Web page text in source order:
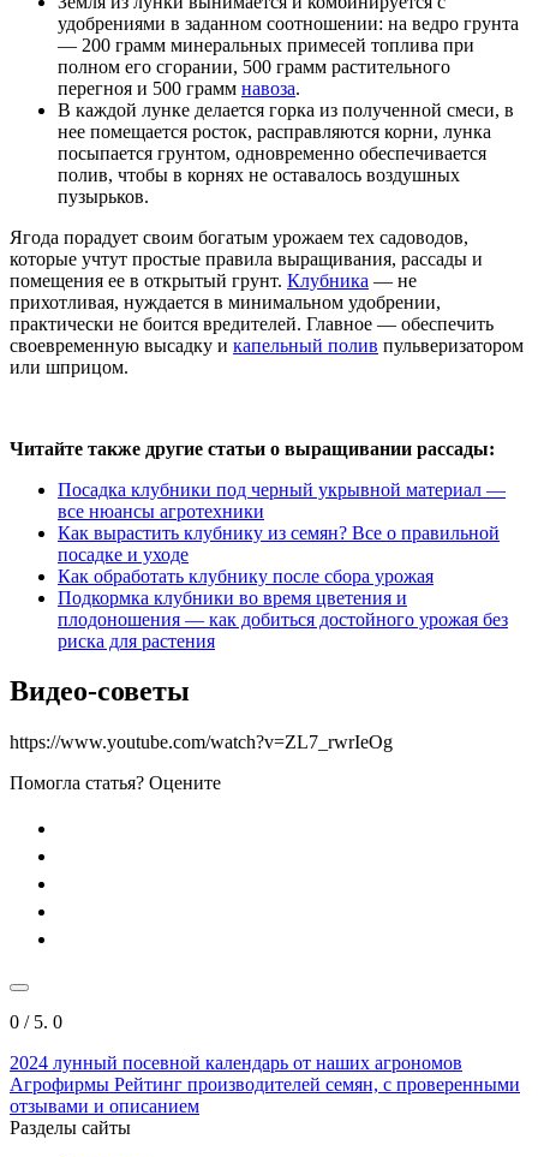
удобрениями в заданном соотношении: на ведро грунта
— 200 грамм минеральных примесей топлива при
полном его сгорании, 500 грамм растительного
перегноя и 500 грамм навоза.
В каждой лунке делается горка из полученной смеси, в
нее помещается росток, расправляются корни, лунка
посыпается грунтом, одновременно обеспечивается
полив, чтобы в корнях не оставалось воздушных
пузырьков.
Ягода порадует своим богатым урожаем тех садоводов,
которые учтут простые правила выращивания, рассады и
помещения ее в открытый грунт. Клубника — не
прихотливая, нуждается в минимальном удобрении,
практически не боится вредителей. Главное — обеспечить
своевременную высадку и капельный полив пульверизатором
или шприцом.
Читайте также другие статьи о выращивании рассады:
Посадка клубники под черный укрывной материал —
все нюансы агротехники
Как вырастить клубнику из семян? Все о правильной
посадке и уходе
Как обработать клубнику после сбора урожая
Подкормка клубники во время цветения и
плодоношения — как добиться достойного урожая без
риска для растения
Видео-советы
https://www.youtube.com/watch?v=ZL7_rwrIeOg
Помогла статья? Оцените
0 / 5. 0
2024 лунный посевной календарь от наших агрономов
Агрофирмы Рейтинг производителей семян, с проверенными
отзывами и описанием
Разделы сайты